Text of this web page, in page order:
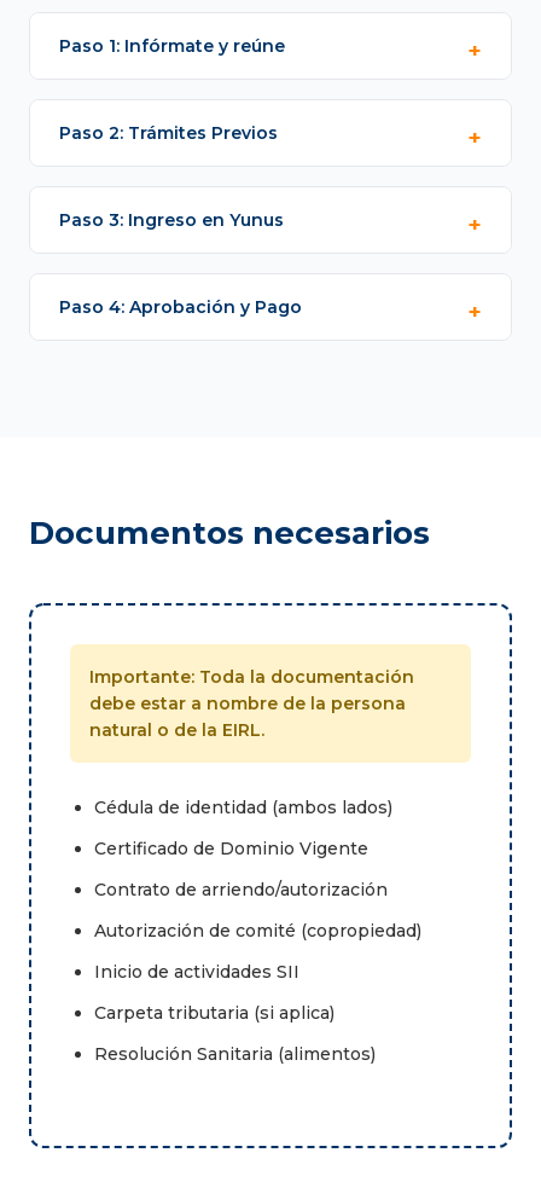
Paso 1: Infórmate y reúne
Paso 2: Trámites Previos
Paso 3: Ingreso en Yunus
Paso 4: Aprobación y Pago
Documentos necesarios
Importante: Toda la documentación
debe estar a nombre de la persona
natural o de la EIRL.
Cédula de identidad (ambos lados)
Certificado de Dominio Vigente
Contrato de arriendo/autorización
Autorización de comité (copropiedad)
Inicio de actividades SII
Carpeta tributaria (si aplica)
Resolución Sanitaria (alimentos)